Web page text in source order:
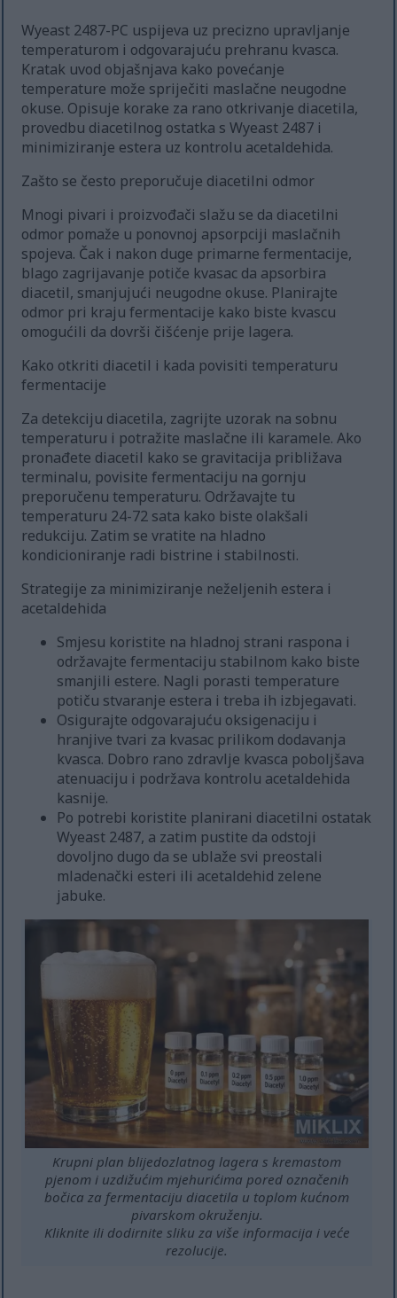
Wyeast 2487-PC uspijeva uz precizno upravljanje
temperaturom i odgovarajuću prehranu kvasca.
Kratak uvod objašnjava kako povećanje
temperature može spriječiti maslačne neugodne
okuse. Opisuje korake za rano otkrivanje diacetila,
provedbu diacetilnog ostatka s Wyeast 2487 i
minimiziranje estera uz kontrolu acetaldehida.
Zašto se često preporučuje diacetilni odmor
Mnogi pivari i proizvođači slažu se da diacetilni
odmor pomaže u ponovnoj apsorpciji maslačnih
spojeva. Čak i nakon duge primarne fermentacije,
blago zagrijavanje potiče kvasac da apsorbira
diacetil, smanjujući neugodne okuse. Planirajte
odmor pri kraju fermentacije kako biste kvascu
omogućili da dovrši čišćenje prije lagera.
Kako otkriti diacetil i kada povisiti temperaturu
fermentacije
Za detekciju diacetila, zagrijte uzorak na sobnu
temperaturu i potražite maslačne ili karamele. Ako
pronađete diacetil kako se gravitacija približava
terminalu, povisite fermentaciju na gornju
preporučenu temperaturu. Održavajte tu
temperaturu 24-72 sata kako biste olakšali
redukciju. Zatim se vratite na hladno
kondicioniranje radi bistrine i stabilnosti.
Strategije za minimiziranje neželjenih estera i
acetaldehida
Smjesu koristite na hladnoj strani raspona i
održavajte fermentaciju stabilnom kako biste
smanjili estere. Nagli porasti temperature
potiču stvaranje estera i treba ih izbjegavati.
Osigurajte odgovarajuću oksigenaciju i
hranjive tvari za kvasac prilikom dodavanja
kvasca. Dobro rano zdravlje kvasca poboljšava
atenuaciju i podržava kontrolu acetaldehida
kasnije.
Po potrebi koristite planirani diacetilni ostatak
Wyeast 2487, a zatim pustite da odstoji
dovoljno dugo da se ublaže svi preostali
mladenački esteri ili acetaldehid zelene
jabuke.
Krupni plan blijedozlatnog lagera s kremastom
pjenom i uzdižućim mjehurićima pored označenih
bočica za fermentaciju diacetila u toplom kućnom
pivarskom okruženju.
Kliknite ili dodirnite sliku za više informacija i veće
rezolucije.